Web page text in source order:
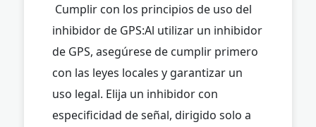
Cumplir con los principios de uso del
inhibidor de GPS:Al utilizar un inhibidor
de GPS, asegúrese de cumplir primero
con las leyes locales y garantizar un
uso legal. Elija un inhibidor con
especificidad de señal, dirigido solo a